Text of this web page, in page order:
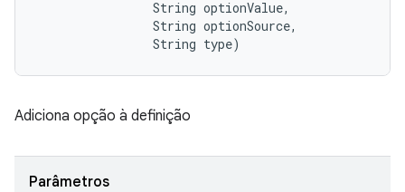
                String optionValue,
                String optionSource,
                String type)
Adiciona opção à definição
Parâmetros